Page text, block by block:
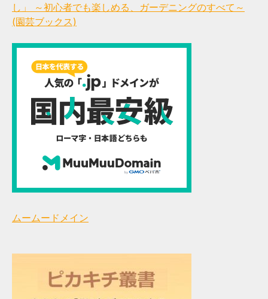
し」 ～初心者でも楽しめる、ガーデニングのすべて～
(園芸ブックス)
ムームードメイン